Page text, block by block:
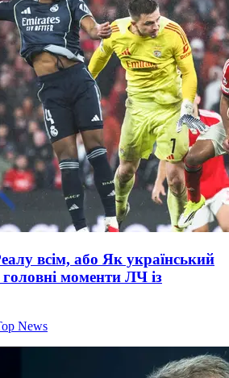
всім, або Як український
моменти ЛЧ із
News